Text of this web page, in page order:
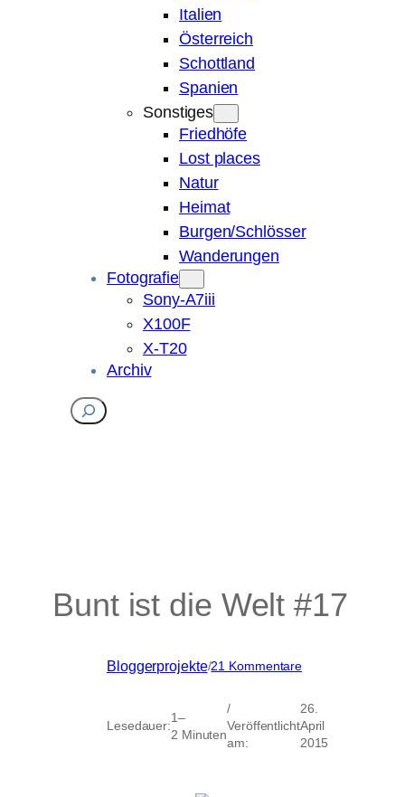
Italien
Österreich
Schottland
Spanien
Sonstiges
Friedhöfe
Lost places
Natur
Heimat
Burgen/Schlösser
Wanderungen
Fotografie
Sony-A7iii
X100F
X-T20
Archiv
Suchen
Bunt ist die Welt #17
Bloggerprojekte/21 Kommentarezu
die
Welt
#17
Lesedauer:
1–
2 Minuten
/
Veröffentlicht
am:
26.
April
2015